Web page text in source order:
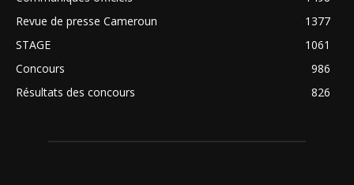
Revue de presse Cameroun
1377
STAGE
1061
Concours
986
Résultats des concours
826